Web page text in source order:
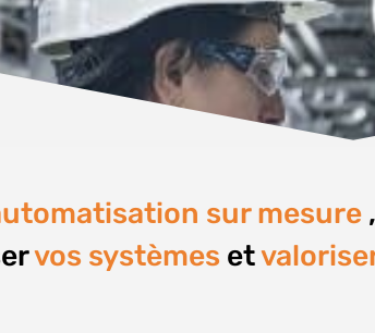
sur mesure
vos systèmes et